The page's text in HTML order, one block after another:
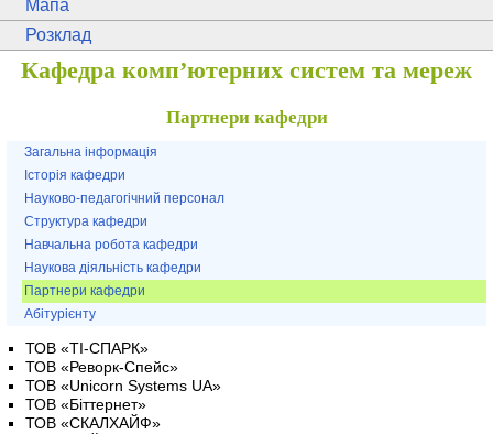
Мапа
Розклад
Кафедра комп’ютерних систем та мереж
Партнери кафедри
Загальна інформація
Історія кафедри
Науково-педагогічний персонал
Структура кафедри
Навчальна робота кафедри
Наукова діяльність кафедри
Партнери кафедри
Абітурієнту
ТОВ «ТІ-СПАРК»
ТОВ «Реворк-Спейс»
ТОВ «Unicorn Systems UA»
ТОВ «Біттернет»
ТОВ «СКАЛХАЙФ»